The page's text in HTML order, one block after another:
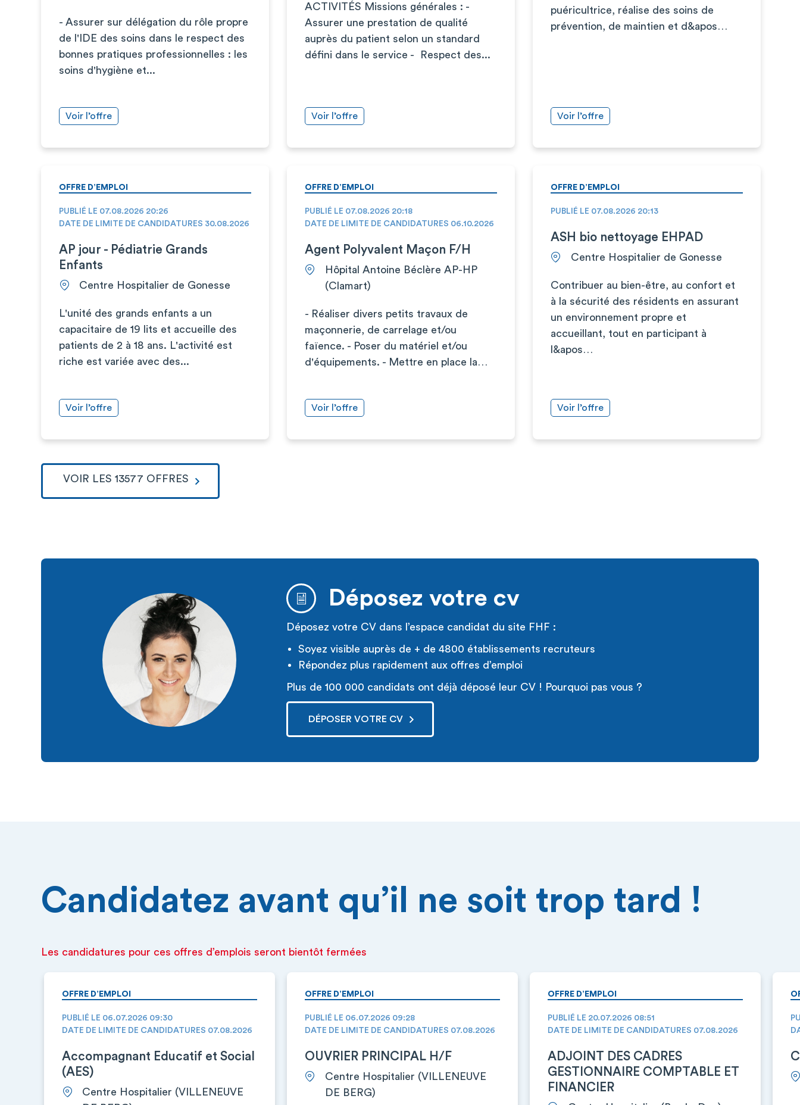
- Assurer sur délégation du rôle propre
de l'IDE des soins dans le respect des
bonnes pratiques professionnelles : les
soins d'hygiène et...
Voir l’offre
ACTIVITÉS Missions générales : -
Assurer une prestation de qualité
auprès du patient selon un standard
défini dans le service - Respect des...
Voir l’offre
puéricultrice, réalise des soins de
prévention, de maintien et d&apos…
Voir l’offre
OFFRE D’EMPLOI
PUBLIÉ LE 07.08.2026 20:26
DATE DE LIMITE DE CANDIDATURES 30.08.2026
AP jour - Pédiatrie Grands
Enfants
Centre Hospitalier de Gonesse
L'unité des grands enfants a un
capacitaire de 19 lits et accueille des
patients de 2 à 18 ans. L'activité est
riche est variée avec des...
Voir l’offre
OFFRE D’EMPLOI
PUBLIÉ LE 07.08.2026 20:18
DATE DE LIMITE DE CANDIDATURES 06.10.2026
Agent Polyvalent Maçon F/H
Hôpital Antoine Béclère AP-HP
(Clamart)
- Réaliser divers petits travaux de
maçonnerie, de carrelage et/ou
faïence. - Poser du matériel et/ou
d'équipements. - Mettre en place la…
Voir l’offre
OFFRE D’EMPLOI
PUBLIÉ LE 07.08.2026 20:13
ASH bio nettoyage EHPAD
Centre Hospitalier de Gonesse
Contribuer au bien-être, au confort et
à la sécurité des résidents en assurant
un environnement propre et
accueillant, tout en participant à
l&apos…
Voir l’offre
VOIR LES 13577 OFFRES
Déposez votre cv
Déposez votre CV dans l’espace candidat du site FHF :
Soyez visible auprès de + de 4800 établissements recruteurs
Répondez plus rapidement aux offres d’emploi
Plus de 100 000 candidats ont déjà déposé leur CV ! Pourquoi pas vous ?
DÉPOSER VOTRE CV
Candidatez avant qu’il ne soit trop tard !
Les candidatures pour ces offres d’emplois seront bientôt fermées
OFFRE D’EMPLOI
PUBLIÉ LE 06.07.2026 09:30
DATE DE LIMITE DE CANDIDATURES 07.08.2026
Accompagnant Educatif et Social
(AES)
Centre Hospitalier (VILLENEUVE
OFFRE D’EMPLOI
PUBLIÉ LE 06.07.2026 09:28
DATE DE LIMITE DE CANDIDATURES 07.08.2026
OUVRIER PRINCIPAL H/F
Centre Hospitalier (VILLENEUVE
DE BERG)
OFFRE D’EMPLOI
PUBLIÉ LE 20.07.2026 08:51
DATE DE LIMITE DE CANDIDATURES 07.08.2026
ADJOINT DES CADRES
GESTIONNAIRE COMPTABLE ET
FINANCIER